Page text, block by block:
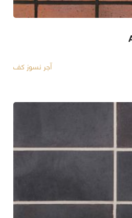
آجر نسوز کف